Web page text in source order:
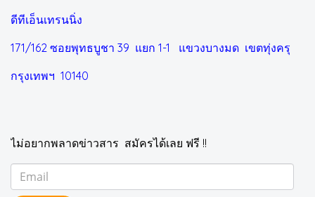
ดีทีเอ็นเทรนนิ่ง
171/162 ซอยพุทธบูชา 39 แยก 1-1 แขวงบางมด เขตทุ่งครุ
กรุงเทพฯ 10140
ไม่อยากพลาดข่าวสาร สมัครได้เลย ฟรี !!